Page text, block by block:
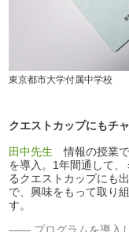
東京都市大学付属中学校
クエストカップにもチ
田中先生 情報の授業
を導入。1年間通して
るクエストカップにも
で、興味をもって取り
す。